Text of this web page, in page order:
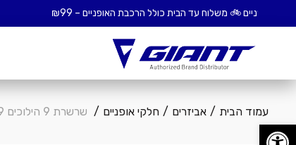
פתח סרגל נגישות
עמוד הבית אביזרים חלקי אופניים שרשרת 9 הילוכים YBN S9